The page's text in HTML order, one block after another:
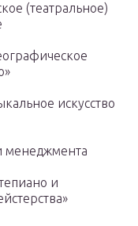
(театральное)
искусство
и